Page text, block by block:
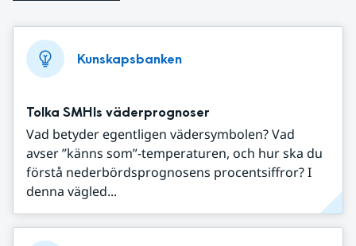
Kunskapsbanken
Tolka SMHIs väderprognoser
Vad betyder egentligen vädersymbolen? Vad
avser ”känns som”-temperaturen, och hur ska du
förstå nederbördsprognosens procentsiffror? I
denna vägled...